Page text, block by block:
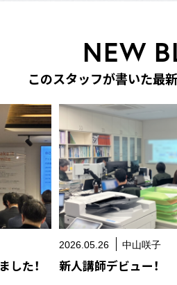
NEW B
このスタッフが書いた最新
した！
2026.05.26 中山咲子
新人講師デビュー！